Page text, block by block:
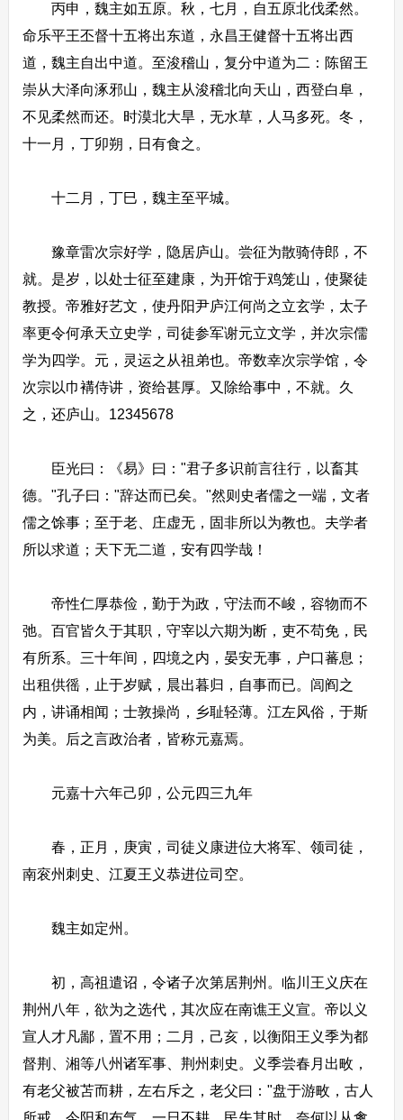
丙申，魏主如五原。秋，七月，自五原北伐柔然。
命乐平王丕督十五将出东道，永昌王健督十五将出西
道，魏主自出中道。至浚稽山，复分中道为二：陈留王
崇从大泽向涿邪山，魏主从浚稽北向天山，西登白阜，
不见柔然而还。时漠北大旱，无水草，人马多死。冬，
十一月，丁卯朔，日有食之。
十二月，丁巳，魏主至平城。
豫章雷次宗好学，隐居庐山。尝征为散骑侍郎，不
就。是岁，以处士征至建康，为开馆于鸡笼山，使聚徒
教授。帝雅好艺文，使丹阳尹庐江何尚之立玄学，太子
率更令何承天立史学，司徒参军谢元立文学，并次宗儒
学为四学。元，灵运之从祖弟也。帝数幸次宗学馆，令
次宗以巾褠侍讲，资给甚厚。又除给事中，不就。久
之，还庐山。12345678
臣光曰：《易》曰："君子多识前言往行，以畜其
德。"孔子曰："辞达而已矣。"然则史者儒之一端，文者
儒之馀事；至于老、庄虚无，固非所以为教也。夫学者
所以求道；天下无二道，安有四学哉！
帝性仁厚恭俭，勤于为政，守法而不峻，容物而不
弛。百官皆久于其职，守宰以六期为断，吏不苟免，民
有所系。三十年间，四境之内，晏安无事，户口蕃息；
出租供徭，止于岁赋，晨出暮归，自事而已。闾阎之
内，讲诵相闻；士敦操尚，乡耻轻薄。江左风俗，于斯
为美。后之言政治者，皆称元嘉焉。
元嘉十六年己卯，公元四三九年
春，正月，庚寅，司徒义康进位大将军、领司徒，
南衮州刺史、江夏王义恭进位司空。
魏主如定州。
初，高祖遣诏，令诸子次第居荆州。临川王义庆在
荆州八年，欲为之选代，其次应在南谯王义宣。帝以义
宣人才凡鄙，置不用；二月，己亥，以衡阳王义季为都
督荆、湘等八州诸军事、荆州刺史。义季尝春月出畋，
有老父被苫而耕，左右斥之，老父曰："盘于游畋，古人